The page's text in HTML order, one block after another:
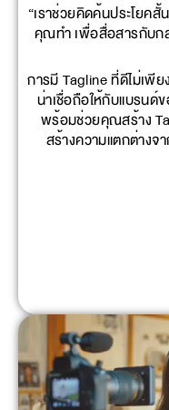
“เราช่วยคิดค้นประโยค
คุณทำ เพื่อสื่อสารกับก
การมี Tagline ที่ดีไม่เพี
น่าเชื่อถือให้กับแบรนด์
พร้อมช่วยคุณสร้าง
สร้างความแตกต่างจ